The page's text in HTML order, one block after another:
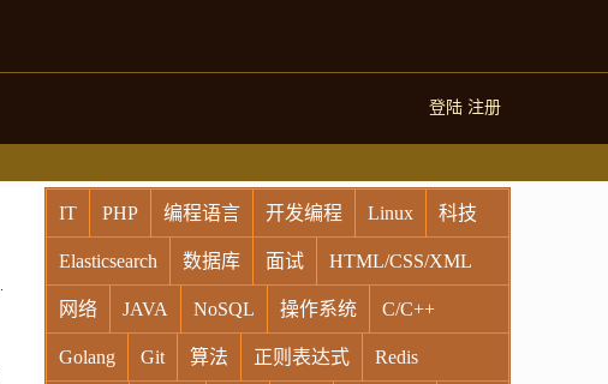
登陆 注册
IT PHP 编程语言 开发编程 Linux 科技
Elasticsearch 数据库 面试 HTML/CSS/XML
网络 JAVA NoSQL 操作系统 C/C++
Golang Git 算法 正则表达式 Redis